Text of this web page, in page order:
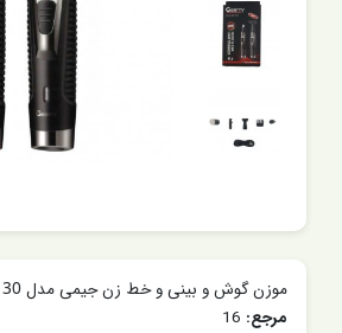
موزن گوش و بینی و خط زن جیمی مدل Gm 3130
مرجع: